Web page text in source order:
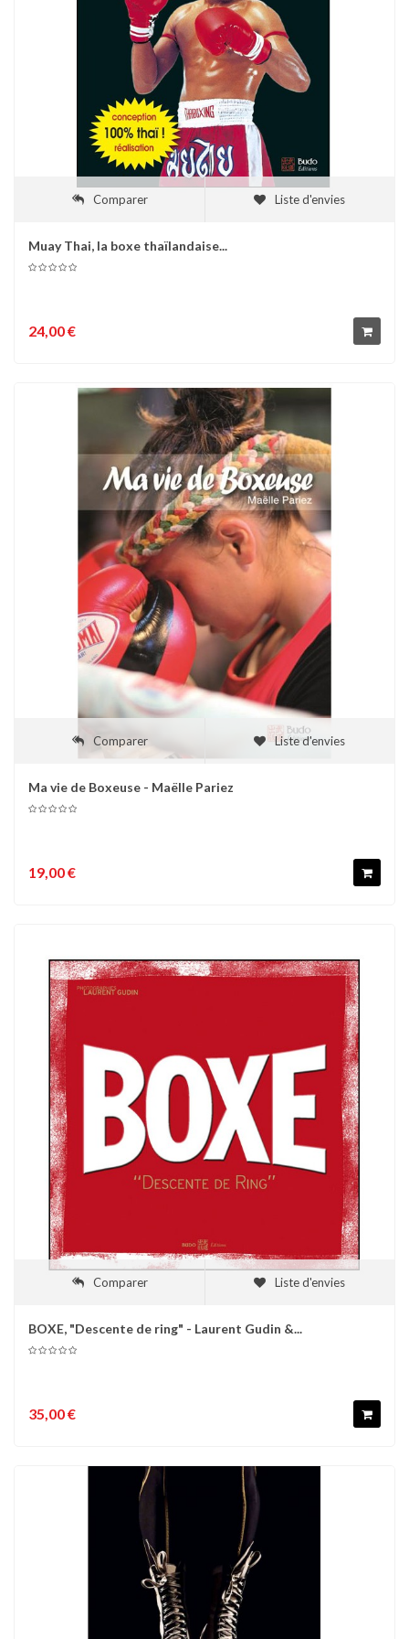
Comparer Liste d'envies
Muay Thai, la boxe thaïlandaise...
24,00 €
Comparer Liste d'envies
Ma vie de Boxeuse - Maëlle Pariez
19,00 €
Comparer Liste d'envies
BOXE, "Descente de ring" - Laurent Gudin &...
35,00 €